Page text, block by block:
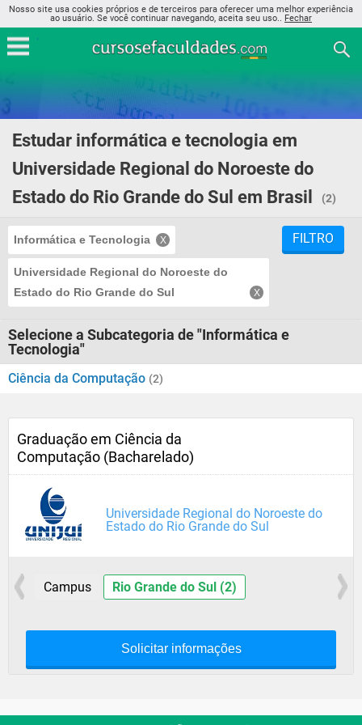
Nosso site usa cookies próprios e de terceiros para oferecer uma melhor experiência
ao usuário. Se você continuar navegando, aceita seu uso.. Fechar
Estudar informática e tecnologia em
Universidade Regional do Noroeste do
Estado do Rio Grande do Sul em Brasil
(2)
Informática e Tecnologia
Universidade Regional do Noroeste do
Estado do Rio Grande do Sul
FILTRO
Selecione a Subcategoria de "Informática e
Tecnologia"
Ciência da Computação (2)
Graduação em Ciência da
Computação (Bacharelado)
Universidade Regional do Noroeste do
Estado do Rio Grande do Sul
Campus Rio Grande do Sul (2)
Solicitar informações